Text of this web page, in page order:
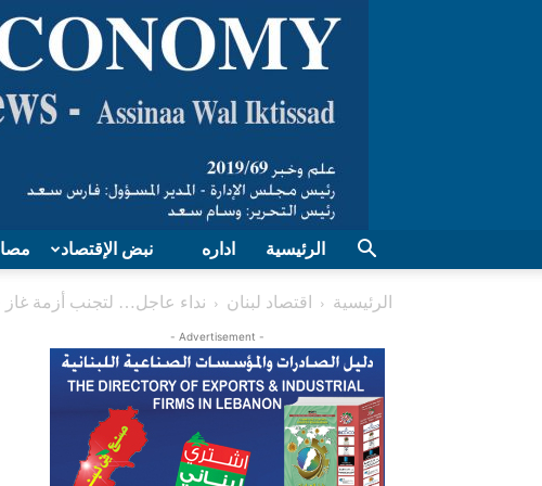
نبض الإقتصاد اداره الرئيسية
الرئيسية اقتصاد لبنان
نداء عاجل… لتجنب أزمة غاز
- Advertisement -